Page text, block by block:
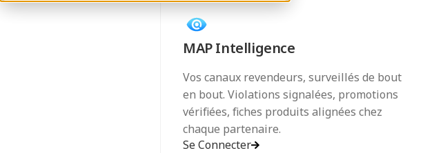
MAP Intelligence
Vos canaux revendeurs, surveillés de bout
en bout. Violations signalées, promotions
vérifiées, fiches produits alignées chez
chaque partenaire.
Se Connecter